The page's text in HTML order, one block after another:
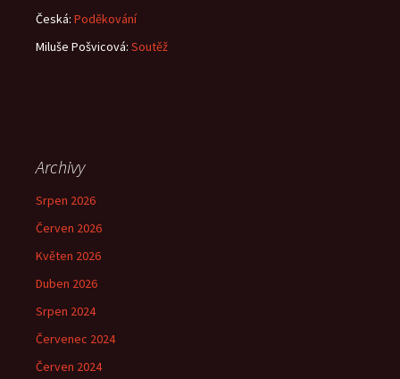
Česká: Poděkování
Miluše Pošvicová: Soutěž
Archivy
Srpen 2026
Červen 2026
Květen 2026
Duben 2026
Srpen 2024
Červenec 2024
Červen 2024